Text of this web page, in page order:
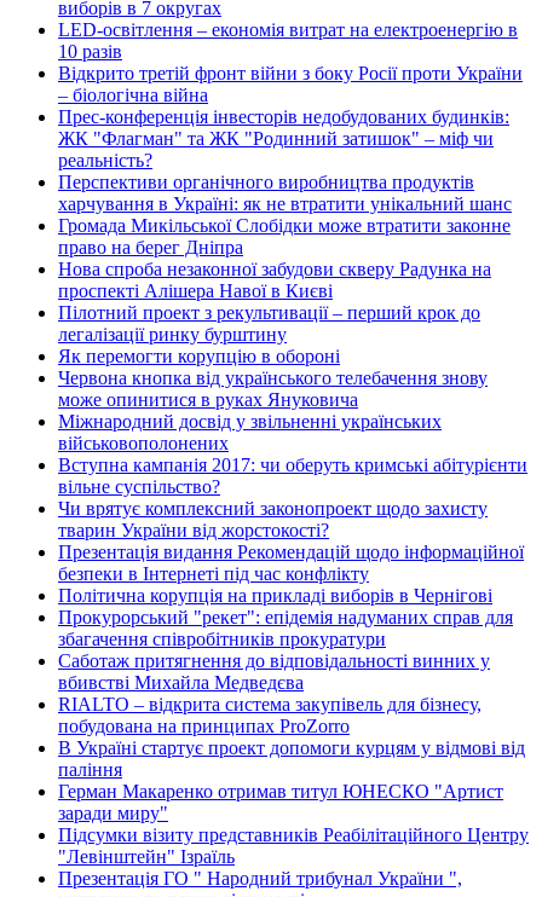
виборів в 7 округах
LED-освітлення – економія витрат на електроенергію в
10 разів
Відкрито третій фронт війни з боку Росії проти України
– біологічна війна
Прес-конференція інвесторів недобудованих будинків:
ЖК "Флагман" та ЖК "Родинний затишок" – міф чи
реальність?
Перспективи органічного виробництва продуктів
харчування в Україні: як не втратити унікальний шанс
Громада Микільської Слобідки може втратити законне
право на берег Дніпра
Нова спроба незаконної забудови скверу Радунка на
проспекті Алішера Навої в Києві
Пілотний проект з рекультивації – перший крок до
легалізації ринку бурштину
Як перемогти корупцію в обороні
Червона кнопка від українського телебачення знову
може опинитися в руках Януковича
Міжнародний досвід у звільненні українських
військовополонених
Вступна кампанія 2017: чи оберуть кримські абітурієнти
вільне суспільство?
Чи врятує комплексний законопроект щодо захисту
тварин України від жорстокості?
Презентація видання Рекомендацій щодо інформаційної
безпеки в Інтернеті під час конфлікту
Політична корупція на прикладі виборів в Чернігові
Прокурорський "рекет": епідемія надуманих справ для
збагачення співробітників прокуратури
Саботаж притягнення до відповідальності винних у
вбивстві Михайла Медведєва
RIALTO – відкрита система закупівель для бізнесу,
побудована на принципах ProZorro
В Україні стартує проект допомоги курцям у відмові від
паління
Герман Макаренко отримав титул ЮНЕСКО "Артист
заради миру"
Підсумки візиту представників Реабілітаційного Центру
"Левінштейн" Ізраїль
Презентація ГО " Народний трибунал України ",